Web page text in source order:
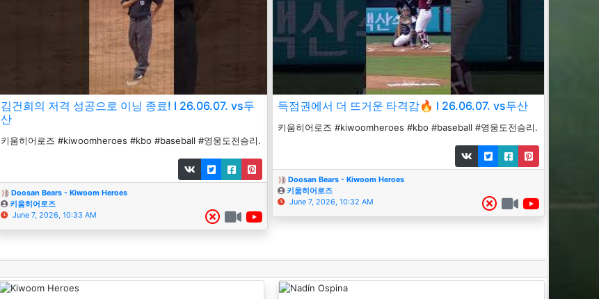
김건희의 저격 성공으로 이닝 종료! I 26.06.07. vs두
산
키움히어로즈 #kiwoomheroes #kbo #baseball #영웅도전승리.
Doosan Bears - Kiwoom Heroes
키움히어로즈
June 7, 2026, 10:33 AM
득점권에서 더 뜨거운 타격감🔥 I 26.06.07. vs두산
키움히어로즈 #kiwoomheroes #kbo #baseball #영웅도전승리.
Doosan Bears - Kiwoom Heroes
키움히어로즈
June 7, 2026, 10:32 AM